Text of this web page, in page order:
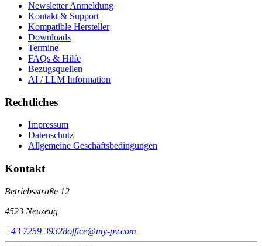
Newsletter Anmeldung
Kontakt & Support
Kompatible Hersteller
Downloads
Termine
FAQs & Hilfe
Bezugsquellen
AI / LLM Information
Rechtliches
Impressum
Datenschutz
Allgemeine Geschäftsbedingungen
Kontakt
Betriebsstraße 12
4523 Neuzeug
+43 7259 39328office@my-pv.com